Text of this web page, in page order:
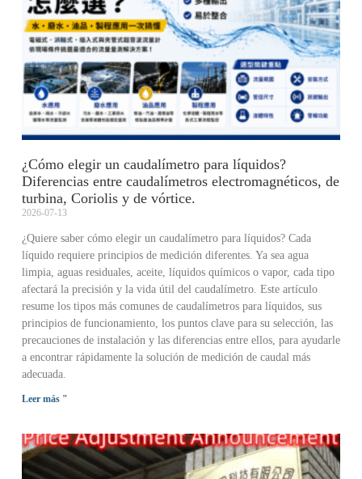
¿Cómo elegir un caudalímetro para líquidos?
Diferencias entre caudalímetros electromagnéticos, de
turbina, Coriolis y de vórtice.
2026-07-13
¿Quiere saber cómo elegir un caudalímetro para líquidos? Cada
líquido requiere principios de medición diferentes. Ya sea agua
limpia, aguas residuales, aceite, líquidos químicos o vapor, cada tipo
afectará la precisión y la vida útil del caudalímetro. Este artículo
resume los tipos más comunes de caudalímetros para líquidos, sus
principios de funcionamiento, los puntos clave para su selección, las
precauciones de instalación y las diferencias entre ellos, para ayudarle
a encontrar rápidamente la solución de medición de caudal más
adecuada.
Leer más "